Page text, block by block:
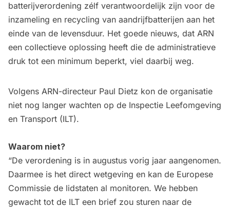
batterijverordening zélf verantwoordelijk zijn voor de
inzameling en recycling van aandrijfbatterijen aan het
einde van de levensduur. Het goede nieuws, dat ARN
een collectieve oplossing heeft die de administratieve
druk tot een minimum beperkt, viel daarbij weg.
Volgens ARN-directeur Paul Dietz kon de organisatie
niet nog langer wachten op de Inspectie Leefomgeving
en Transport (ILT).
Waarom niet?
“De verordening is in augustus vorig jaar aangenomen.
Daarmee is het direct wetgeving en kan de Europese
Commissie de lidstaten al monitoren. We hebben
gewacht tot de ILT een brief zou sturen naar de